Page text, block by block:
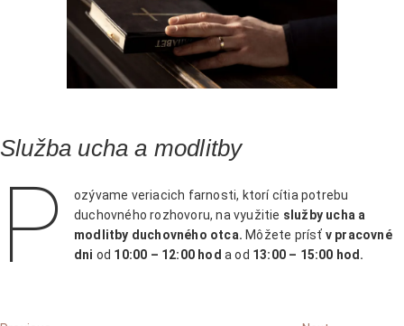
Služba ucha a modlitby
P
ozývame veriacich farnosti, ktorí cítia potrebu
duchovného rozhovoru, na využitie služby ucha a
modlitby duchovného otca. Môžete prísť v pracovné
dni od 10:00 – 12:00 hod a od 13:00 – 15:00 hod.